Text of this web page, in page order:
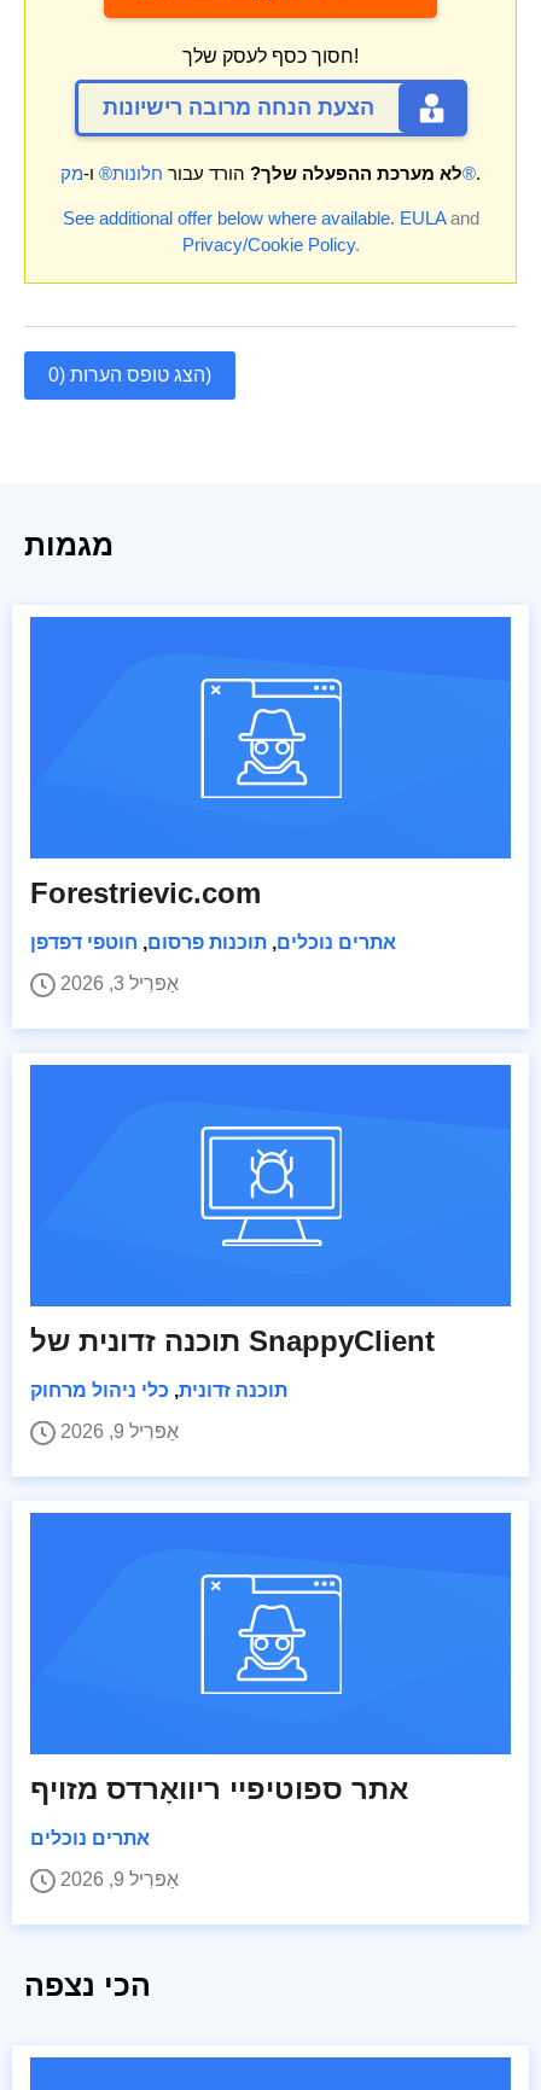
חסוך כסף לעסק שלך!
הצעת הנחה מרובה רישיונות
לא מערכת ההפעלה שלך? הורד עבור חלונות® ו- מק®.
See additional offer below where available. EULAand
Privacy/Cookie Policy.
הצג טופס הערות (0)
מגמות
Forestrievic.com
אתרים נוכלים, תוכנות פרסום, חוטפי דפדפן
אַפּרִיל 3, 2026
תוכנה זדונית של SnappyClient
תוכנה זדונית, כלי ניהול מרחוק
אַפּרִיל 9, 2026
אתר ספוטיפיי ריוואָרדס מזויף
אתרים נוכלים
אַפּרִיל 9, 2026
הכי נצפה